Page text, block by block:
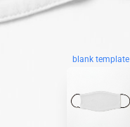
blank template